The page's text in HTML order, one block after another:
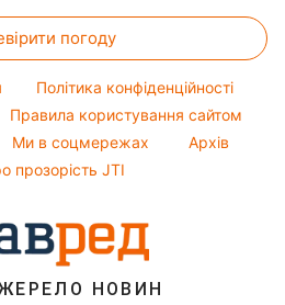
погоду
Політика конфіденційності
Правила користування сайтом
Ми в соцмережах
Архів
прозорість JTI
НОВИН